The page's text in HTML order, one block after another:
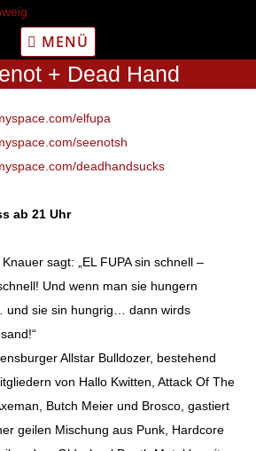
MENÜ
+ Dead Hand
elfupa
seenotsh
deadhandsucks
ab 21 Uhr
sagt: „EL FUPA sin schnell –
Und wenn man sie hungern
und sie sin hungrig… dann wirds
Allstar Bulldozer, bestehend
von Hallo Kwitten, Attack Of The
Butch Meier und Brosco, gastiert
geilen Mischung aus Punk, Hardcore